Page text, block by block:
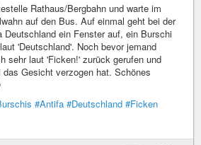
Rathaus/Bergbahn und warte im
auf den Bus. Auf einmal geht bei der
Deutschland ein Fenster auf, ein Burschi
'Deutschland'. Noch bevor jemand
sehr laut 'Ficken!' zurück gerufen und
Gesicht verzogen hat. Schönes
#Antifa #Deutschland #Ficken